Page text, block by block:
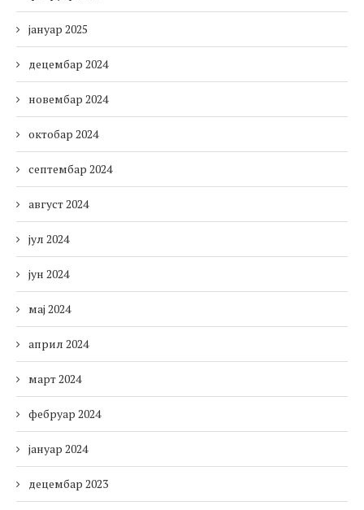
јануар 2025
децембар 2024
новембар 2024
октобар 2024
септембар 2024
август 2024
јул 2024
јун 2024
мај 2024
април 2024
март 2024
фебруар 2024
јануар 2024
децембар 2023